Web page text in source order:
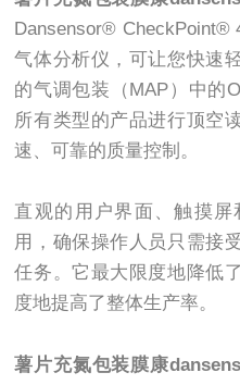
Dansensor® CheckPoint®
气体分析仪，可让您快速
的气调包装（MAP）中的
所有类型的产品进行顶空
速、可靠的质量控制。
直观的用户界面、触摸
用，确保操作人员只需接
任务。它最大限度地降低
度地提高了整体生产率。
薯片充氮包装膜康